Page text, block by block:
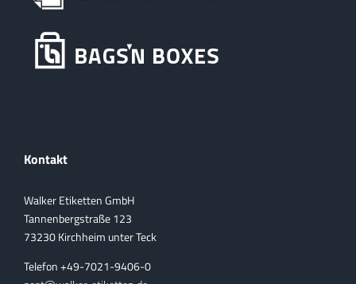
Kontakt
Walker Etiketten GmbH
Tannenbergstraße 123
73230 Kirchheim unter Teck
Telefon +49-7021-9406-0